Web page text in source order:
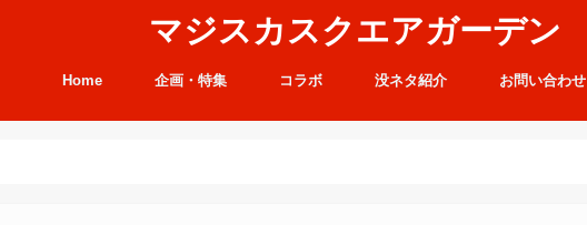
マジスカスクエアガーデン
Home 企画・特集 コラボ 没ネタ紹介 お問い合わせ